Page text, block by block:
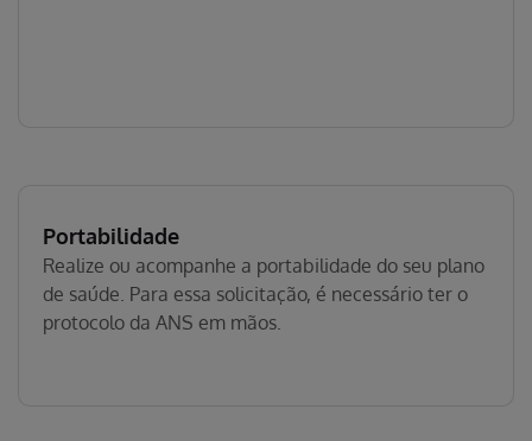
Portabilidade
Realize ou acompanhe a portabilidade do seu plano
de saúde. Para essa solicitação, é necessário ter o
protocolo da ANS em mãos.